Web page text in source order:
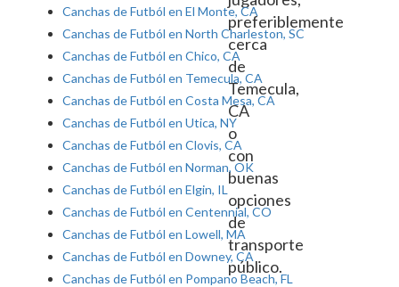
preferiblemente
cerca
de
Temecula,
CA
o
con
buenas
opciones
de
transporte
público.
Canchas de Futból en El Monte, CA
Canchas de Futból en North Charleston, SC
Canchas de Futból en Chico, CA
Canchas de Futból en Temecula, CA
Canchas de Futból en Costa Mesa, CA
Canchas de Futból en Utica, NY
Canchas de Futból en Clovis, CA
Canchas de Futból en Norman, OK
Canchas de Futból en Elgin, IL
Canchas de Futból en Centennial, CO
Canchas de Futból en Lowell, MA
Canchas de Futból en Downey, CA
Canchas de Futból en Pompano Beach, FL